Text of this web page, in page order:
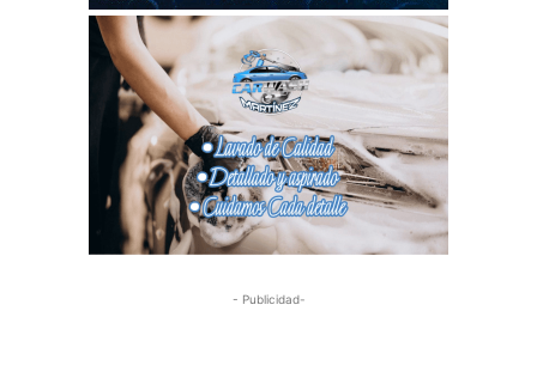
- Publicidad-